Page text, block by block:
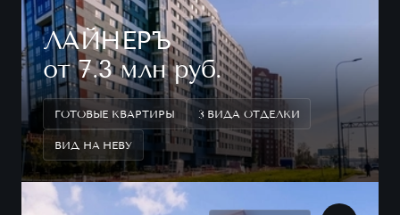
ЛАЙНЕРЪ
от 7.3 млн руб.
ГОТОВЫЕ КВАРТИРЫ 3 ВИДА ОТДЕЛКИ
ВИД НА НЕВУ